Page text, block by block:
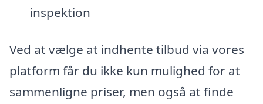
inspektion
Ved at vælge at indhente tilbud via vores
platform får du ikke kun mulighed for at
sammenligne priser, men også at finde